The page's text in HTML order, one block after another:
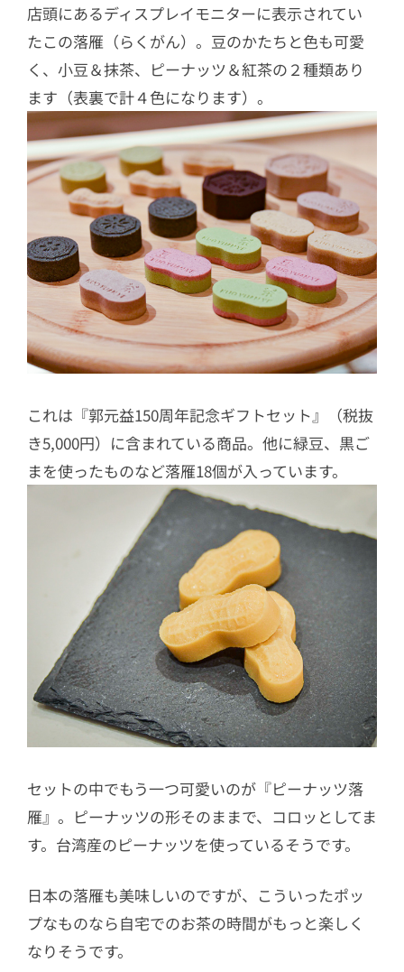
店頭にあるディスプレイモニターに表示されてい
たこの落雁（らくがん）。豆のかたちと色も可愛
く、小豆＆抹茶、ピーナッツ＆紅茶の２種類あり
ます（表裏で計４色になります）。
これは『郭元益150周年記念ギフトセット』（税抜
き5,000円）に含まれている商品。他に緑豆、黒ご
まを使ったものなど落雁18個が入っています。
セットの中でもう一つ可愛いのが『ピーナッツ落
雁』。ピーナッツの形そのままで、コロッとしてま
す。台湾産のピーナッツを使っているそうです。
日本の落雁も美味しいのですが、こういったポッ
プなものなら自宅でのお茶の時間がもっと楽しく
なりそうです。